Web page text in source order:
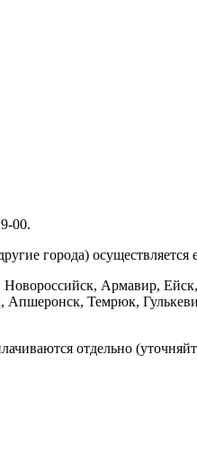
00.
города) осуществляется
Армавир,
Апшеронск, Темрюк,
отдельно